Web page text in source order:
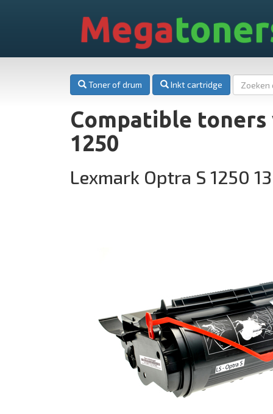
Mega
Toner of drum Inkt cartridge
Compatible
1250
Lexmark Optra S 1250